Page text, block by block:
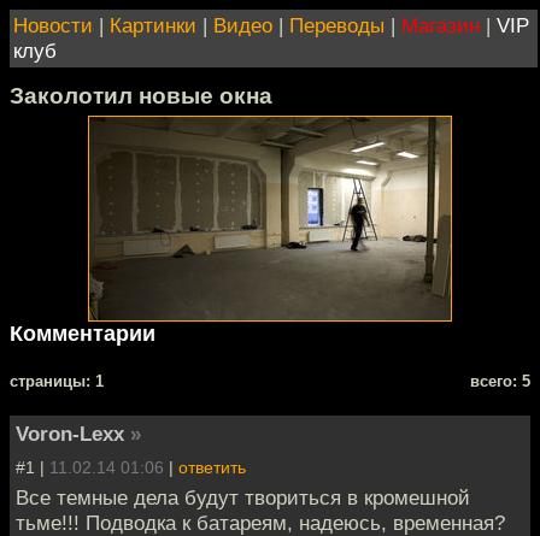
Новости | Картинки | Видео | Переводы | Магазин | VIP
клуб
Заколотил новые окна
Комментарии
cтраницы: 1 всего: 5
Voron-Lexx »
#1 | 11.02.14 01:06 | ответить
Все темные дела будут твориться в кромешной
тьме!!! Подводка к батареям, надеюсь, временная?